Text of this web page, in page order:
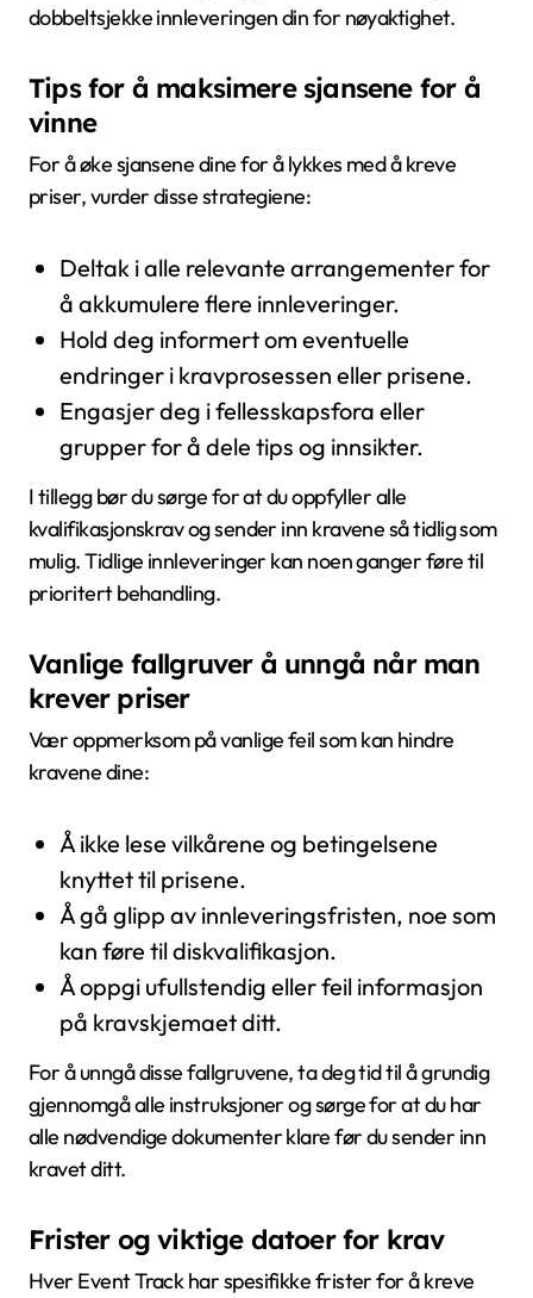
dobbeltsjekke innleveringen din for nøyaktighet.
Tips for å maksimere sjansene for å
vinne
For å øke sjansene dine for å lykkes med å kreve
priser, vurder disse strategiene:
Deltak i alle relevante arrangementer for
å akkumulere flere innleveringer.
Hold deg informert om eventuelle
endringer i kravprosessen eller prisene.
Engasjer deg i fellesskapsfora eller
grupper for å dele tips og innsikter.
I tillegg bør du sørge for at du oppfyller alle
kvalifikasjonskrav og sender inn kravene så tidlig som
mulig. Tidlige innleveringer kan noen ganger føre til
prioritert behandling.
Vanlige fallgruver å unngå når man
krever priser
Vær oppmerksom på vanlige feil som kan hindre
kravene dine:
Å ikke lese vilkårene og betingelsene
knyttet til prisene.
Å gå glipp av innleveringsfristen, noe som
kan føre til diskvalifikasjon.
Å oppgi ufullstendig eller feil informasjon
på kravskjemaet ditt.
For å unngå disse fallgruvene, ta deg tid til å grundig
gjennomgå alle instruksjoner og sørge for at du har
alle nødvendige dokumenter klare før du sender inn
kravet ditt.
Frister og viktige datoer for krav
Hver Event Track har spesifikke frister for å kreve